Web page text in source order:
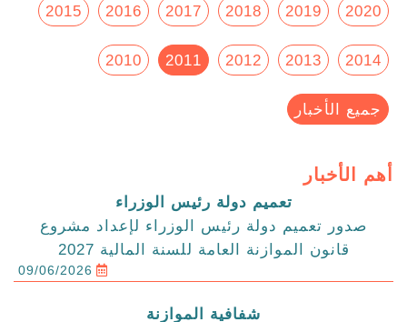
2020
2019
2018
2017
2016
2015
2014
2013
2012
2011
2010
جميع الأخبار
أهم الأخبار
تعميم دولة رئيس الوزراء
صدور تعميم دولة رئيس الوزراء لإعداد مشروع
قانون الموازنة العامة للسنة المالية 2027
09/06/2026
شفافية الموازنة